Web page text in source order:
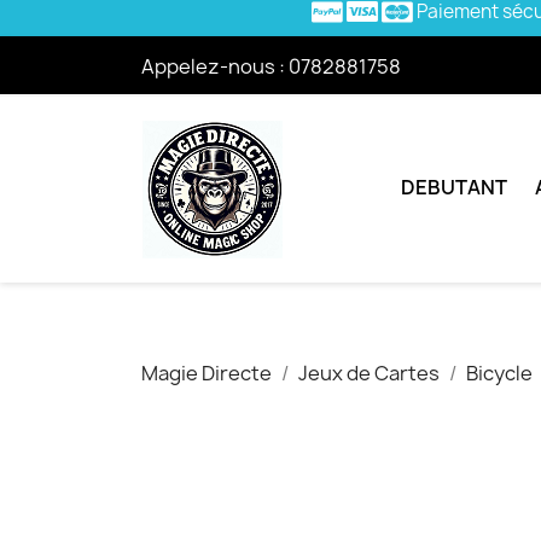
Paiement
Appelez-nous : 0782881758
DEBUTANT
Magie Directe Jeux de Cartes Bicycle